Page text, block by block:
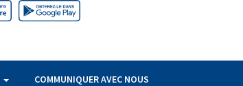
COMMUNIQUER AVEC NOUS